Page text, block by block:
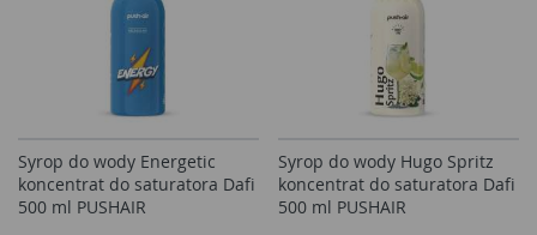
Syrop do wody Energetic
koncentrat do saturatora Dafi
500 ml PUSHAIR
Syrop do wody Hugo Spritz
koncentrat do saturatora Dafi
500 ml PUSHAIR